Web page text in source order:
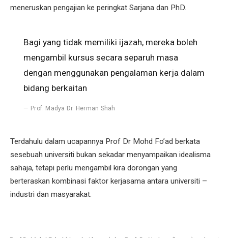
meneruskan pengajian ke peringkat Sarjana dan PhD.
Bagi yang tidak memiliki ijazah, mereka boleh
mengambil kursus secara separuh masa
dengan menggunakan pengalaman kerja dalam
bidang berkaitan
Prof. Madya Dr. Herman Shah
Terdahulu dalam ucapannya Prof Dr Mohd Fo’ad berkata
sesebuah universiti bukan sekadar menyampaikan idealisma
sahaja, tetapi perlu mengambil kira dorongan yang
berteraskan kombinasi faktor kerjasama antara universiti –
industri dan masyarakat.